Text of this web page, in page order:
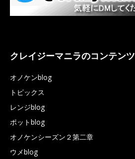
クレイジーマニラのコンテンツ
オノケンblog
トピックス
レンジblog
ポットblog
オノケンシーズン２第二章
ウメblog